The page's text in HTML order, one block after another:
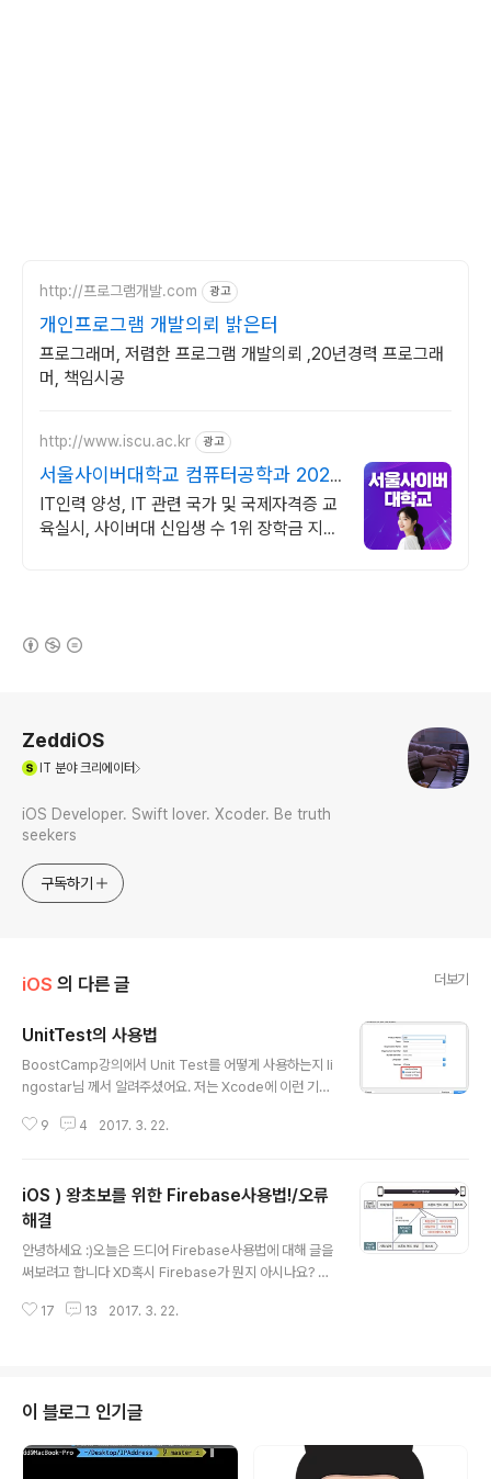
http://프로그램개발.com 광고
개인프로그램 개발의뢰 밝은터
프로그래머, 저렴한 프로그램 개발의뢰 ,20년경력 프로그래
머, 책임시공
http://www.iscu.ac.kr 광고
서울사이버대학교 컴퓨터공학과 2026
가을학기 신편입생
IT인력 양성, IT 관련 국가 및 국제자격증 교
육실시, 사이버대 신입생 수 1위 장학금 지급
ZeddiOS
IT 분야 크리에이터
iOS Developer. Swift lover. Xcoder. Be truth
seekers
구독하기
iOS 의 다른 글 더보기
UnitTest의 사용법
BoostCamp강의에서 Unit Test를 어떻게 사용하는지 li
ngostar님 께서 알려주셨어요. 저는 Xcode에 이런 기능
요 :) 이 Unit Test를 배운지 꽤 됐는데,지금에서야 쓰게
되어서 iOS에 넣었습니다! 자, 이 Unit Test가 뭔지 이제
알려드리겠습니다! 먼저 Unit Test뭔지 아시나요? Test?
뭔가를 테스트 하는 그런 것 같죠?Unit Test에 대한 정의
를 먼저 알려드리자면, 유닛 테스트(unit test)는 컴퓨터
확히 작동하는지 검증하는 절..
9 4 2017. 3. 22.
iOS ) 왕초보를 위한 Firebase사용법!/오류
해결
안녕하세요 :)오늘은 드디어 Firebase사용법에 대해 글을
써보려고 합니다 XD혹시 Firebase가 뭔지 아시나요? 먼
버와 데이터베이스가 있는...!@!@!@!서버 구축하고..데이
업시간을 단축 할 수 있습니다.그리고 firebase에는 엄청
나게 많는 기능들이 있어요!!! 간단하게 그림으로 보여드리
자면, 이렇게 많은 기능들이 있답니다.....앱에 광고들 있죠?
AdMob이라는 기능을 통해 수익도 창출할 수 있어요! 이 f
17 13 2017. 3. 22.
이 블로그 인기글